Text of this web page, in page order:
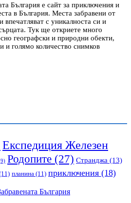
България е сайт за приключения и
в България. Места забравени от
впечатляват с уникалноста си и
Тук ще откриете много
географски и природни обекти,
и голямо количество снимков
Експедиция Железен
Родопите (27) Странджа (13)
планина (11) приключения (18)
България